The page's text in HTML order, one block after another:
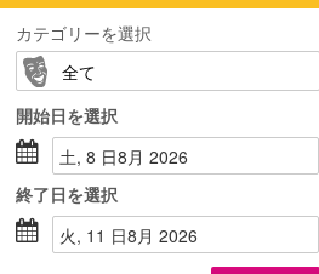
カテゴリーを選択
開始日を選択
土, 8 日8月 2026
終了日を選択
火, 11 日8月 2026